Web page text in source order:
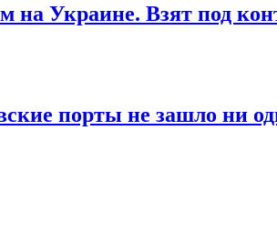
на Украине. Взят под
порты не зашло ни